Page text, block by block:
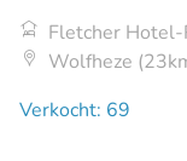
Fletcher Hotel-
Wolfheze
Verkocht: 69